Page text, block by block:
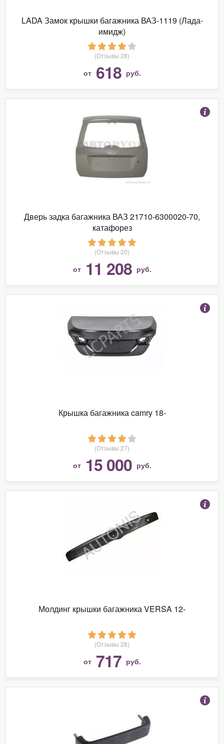
LADA Замок крышки багажника ВАЗ-1119 (Лада-
имидж)
(Отзывы 28)
от 618 руб.
Дверь задка багажника ВАЗ 21710-6300020-70,
катафорез
(Отзывы 20)
от 11 208 руб.
Крышка багажника camry 18-
(Отзывы 27)
от 15 000 руб.
Молдинг крышки багажника VERSA 12-
(Отзывы 28)
от 717 руб.